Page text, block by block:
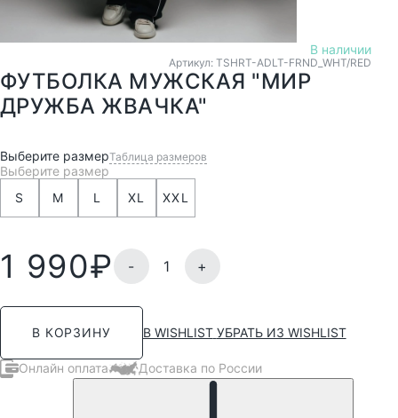
ФУТБОЛКА МУЖСКАЯ "МИР
ДРУЖБА ЖВАЧКА"
В наличии
Артикул: ТSHRT-ADLT-FRND_WHT/RED
Выберите размерТаблица размеров
Выберите размер
S
M L XL XXL
1 990₽ - +
В КОРЗИНУ В WISHLIST УБРАТЬ ИЗ WISHLIST
Онлайн оплата Доставка по России